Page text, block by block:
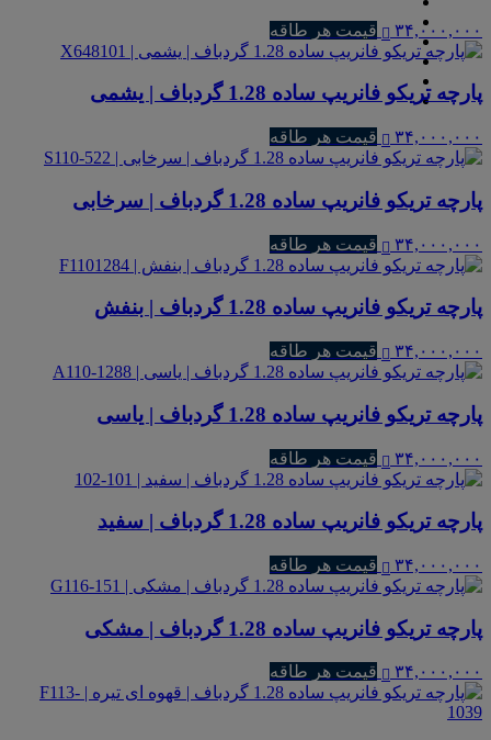
۳۴,۰۰۰,۰۰۰ قیمت هر طاقه
پارچه تریکو فانریپ ساده 1.28 گردباف | یشمی
۳۴,۰۰۰,۰۰۰ قیمت هر طاقه
پارچه تریکو فانریپ ساده 1.28 گردباف | سرخابی
۳۴,۰۰۰,۰۰۰ قیمت هر طاقه
پارچه تریکو فانریپ ساده 1.28 گردباف | بنفش
۳۴,۰۰۰,۰۰۰ قیمت هر طاقه
پارچه تریکو فانریپ ساده 1.28 گردباف | یاسی
۳۴,۰۰۰,۰۰۰ قیمت هر طاقه
پارچه تریکو فانریپ ساده 1.28 گردباف | سفید
۳۴,۰۰۰,۰۰۰ قیمت هر طاقه
پارچه تریکو فانریپ ساده 1.28 گردباف | مشکی
۳۴,۰۰۰,۰۰۰ قیمت هر طاقه